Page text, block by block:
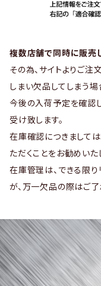
複数店舗で同時に販売し
その為、サイトよりご
しまい欠品してしまう場
今後の入荷予定を確認
受け致します。
在庫確認につきまして
ただくことをお勧めいた
在庫管理は、できる限
が、万一欠品の際はご